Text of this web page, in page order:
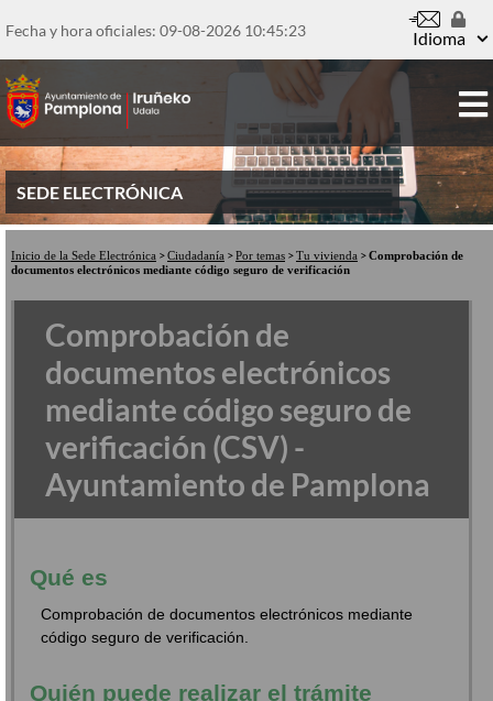
al
principal
Fecha y hora oficiales: 09-08-2026 10:45:23 Idioma
SEDE ELECTRÓNICA
Inicio de la Sede Electrónica Ciudadanía Por temas Tu vivienda
Comprobación de
documentos electrónicos mediante código seguro de verificación
Comprobación de
documentos electrónicos
mediante código seguro de
verificación (CSV) -
Ayuntamiento de Pamplona
Qué es
Comprobación de documentos electrónicos mediante
código seguro de verificación.
Quién puede realizar el trámite